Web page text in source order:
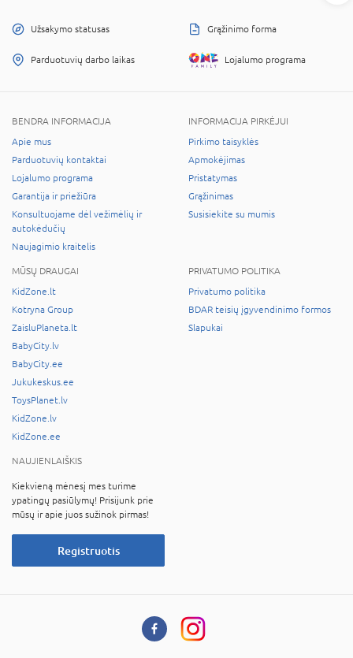
Užsakymo statusas Grąžinimo forma
Parduotuvių darbo laikas Lojalumo programa
BENDRA INFORMACIJA
Apie mus
Parduotuvių kontaktai
Lojalumo programa
Garantija ir priežiūra
Konsultuojame dėl vežimėlių ir
autokėdučių
Naujagimio kraitelis
INFORMACIJA PIRKĖJUI
Pirkimo taisyklės
Apmokėjimas
Pristatymas
Grąžinimas
Susisiekite su mumis
MŪSŲ DRAUGAI
KidZone.lt
Kotryna Group
ZaisluPlaneta.lt
BabyCity.lv
BabyCity.ee
Jukukeskus.ee
ToysPlanet.lv
KidZone.lv
KidZone.ee
PRIVATUMO POLITIKA
Privatumo politika
BDAR teisių įgyvendinimo formos
Slapukai
NAUJIENLAIŠKIS
Kiekvieną mėnesį mes turime
ypatingų pasiūlymų! Prisijunk prie
mūsų ir apie juos sužinok pirmas!
Registruotis